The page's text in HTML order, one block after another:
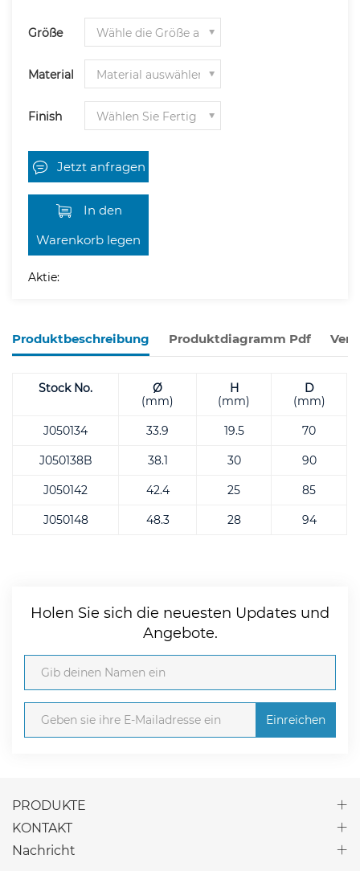
Größe
Material
Finish
Jetzt anfragen
In den
Warenkorb legen
Aktie:
Produktbeschreibung Produktdiagramm Pdf
Stock No.
Ø
(mm)
H
(mm)
D
(mm)
J050134
33.9 19.5
70
J050138B
38.1 30
90
J050142
42.4 25
85
J050148
48.3 28 94
Holen Sie sich die neuesten Updates und
Angebote.
Einreichen
PRODUKTE
KONTAKT
Nachricht